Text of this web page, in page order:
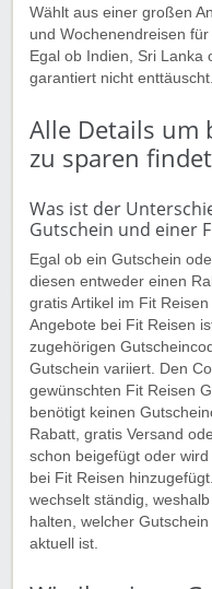
Wählt aus einer großen
und Wochenendreisen
Egal ob Indien, Sri Lanka
garantiert nicht enttäuscht.
Alle Details um
zu sparen
Was ist der
Gutschein und einer
Egal ob ein Gutschein
diesen entweder einen
gratis Artikel im Fit
Angebote bei Fit Reisen
zugehörigen
Gutschein variiert. Den
gewünschten Fit Reisen
benötigt keinen
Rabatt, gratis Versand
schon beigefügt oder
bei Fit Reisen
wechselt ständig,
halten, welcher
aktuell ist.